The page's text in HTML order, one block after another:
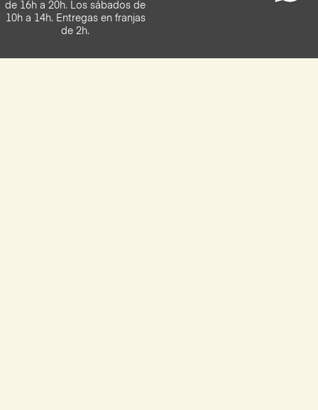
de 16h a 20h. Los sábados de
10h a 14h. Entregas en franjas
de 2h.